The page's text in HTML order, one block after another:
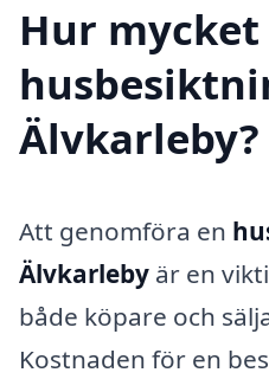
Hur
Älvkarleby?
Att genomföra en
Älvkarleby är en
både köpare och
Kostnaden för en